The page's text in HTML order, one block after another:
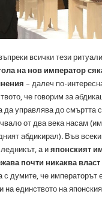
всички тези
на нов император
– далеч по-
че говорим за
да управлява до смъртта
от два века насам
абдикирал). Във
а ияпонският
почти никаква власт
с думите, че императорът
на единството на